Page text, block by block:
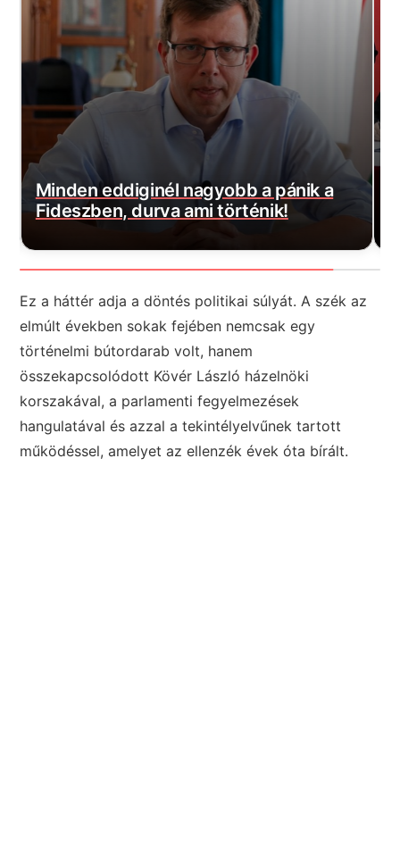
A kormány nyilvánosságra hozta az
Orbánék által kötött kínai gigahitel
részleteit, ülj le mielőtt elolvasod
Ez a háttér adja a döntés politikai súlyát. A szék az
elmúlt években sokak fejében nemcsak egy
történelmi bútordarab volt, hanem
összekapcsolódott Kövér László házelnöki
korszakával, a parlamenti fegyelmezések
hangulatával és azzal a tekintélyelvűnek tartott
működéssel, amelyet az ellenzék évek óta bírált.